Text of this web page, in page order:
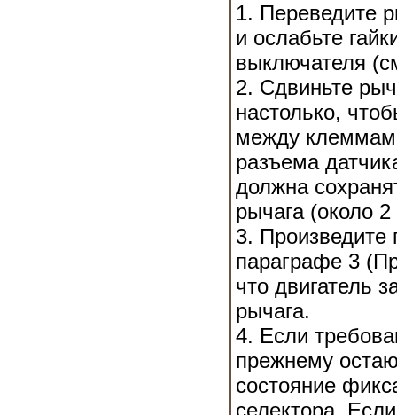
1. Переведите
и ослабьте
выключателя
2. Сдвиньте
настолько,
между
разъема
должна
рычага (около
3. Произведите
параграфе 3
что двигатель
рычага.
4. Если
прежнему
состояние
селектора.